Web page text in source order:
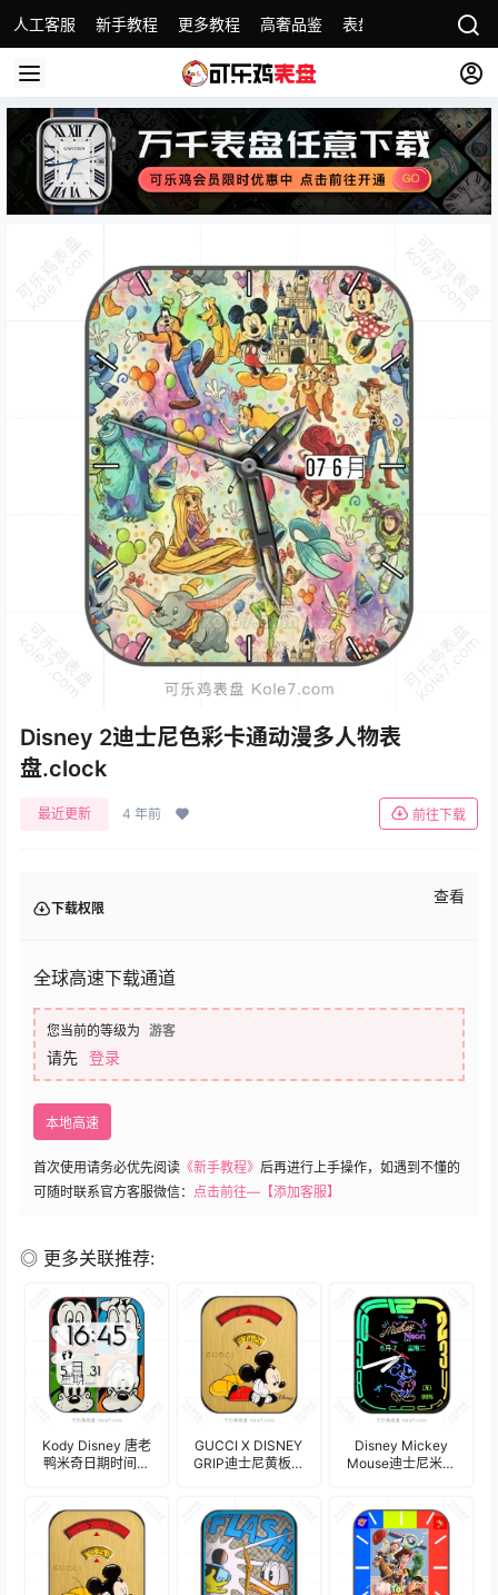
人工客服 新手教程 更多教程 高奢品鉴 表盘精选 名表故事
Disney 2迪士尼色彩卡通动漫多人物表
盘.clock
最近更新 4 年前 前往下载
下载权限
查看
全球高速下载通道
您当前的等级为 游客
请先 登录
本地高速
首次使用请务必优先阅读 《新手教程》 后再进行上手操作，如遇到不懂的
可随时联系官方客服微信： 点击前往—【添加客服】
◎ 更多关联推荐:
Kody Disney 唐老
鸭米奇日期时间表
GUCCI X DISNEY
GRIP迪士尼黄板色
Disney Mickey
Mouse迪士尼米奇
.clock